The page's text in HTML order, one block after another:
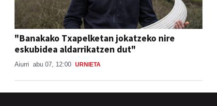
"Banakako Txapelketan jokatzeko nire
eskubidea aldarrikatzen dut"
Aiurri abu 07, 12:00 URNIETA